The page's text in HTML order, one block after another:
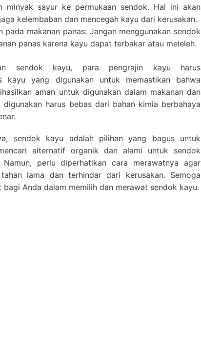
minyak sayur ke permukaan sendok. Hal ini akan
kelembaban dan mencegah kayu dari kerusakan.
pada makanan panas: Jangan menggunakan sendok
panas karena kayu dapat terbakar atau meleleh.
sendok kayu, para pengrajin kayu harus
kayu yang digunakan untuk memastikan bahwa
aman untuk digunakan dalam makanan dan
digunakan harus bebas dari bahan kimia berbahaya
sendok kayu adalah pilihan yang bagus untuk
alternatif organik dan alami untuk sendok
perlu diperhatikan cara merawatnya agar
lama dan terhindar dari kerusakan. Semoga
Anda dalam memilih dan merawat sendok kayu.